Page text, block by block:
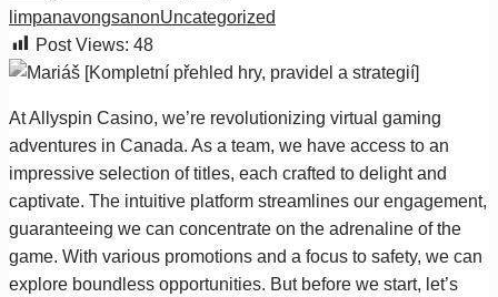
limpanavongsanonUncategorized
Post Views: 48
At Allyspin Casino, we’re revolutionizing virtual gaming
adventures in Canada. As a team, we have access to an
impressive selection of titles, each crafted to delight and
captivate. The intuitive platform streamlines our engagement,
guaranteeing we can concentrate on the adrenaline of the
game. With various promotions and a focus to safety, we can
explore boundless opportunities. But before we start, let’s